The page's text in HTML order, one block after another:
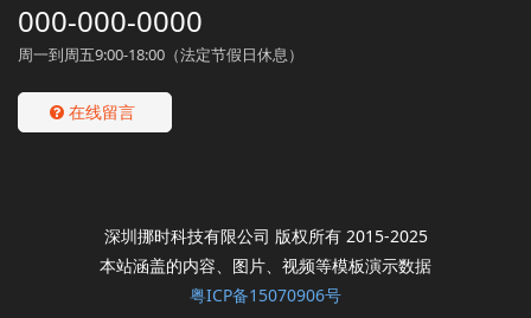
000-000-0000
周一到周五9:00-18:00（法定节假日休息）
在线留言
深圳挪时科技有限公司 版权所有 2015-2025
本站涵盖的内容、图片、视频等模板演示数据
粤ICP备15070906号